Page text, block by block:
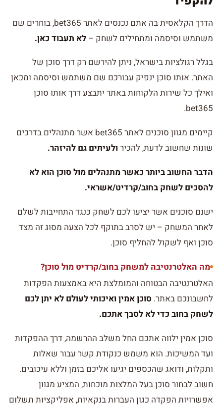
הדרך הקלאסית בה אתם נכנסים לאתר bet365, בוחרים שם
משתמש וסיסמה ומתחילים לשחק – לא תעבוד כאן.
בגלל רגולציות בישראל, ניתן להירשם רק דרך סוכן של
האתר. אותו סוכן ינפיק עבורכם שם משתמש וסיסמה ומכאן
ואילך כל שירות הלקוחות באתר יתבצע דרך אותו סוכן
bet365.
קיימים מגוון סוכנים לאתר bet365 אשר מתנהלים בדרכים
שונות שחשוב לדעת, להכיר ולעיתים גם להיזהר.
הדבר החשוב ביותר כאשר מתנהלים מול סוכן הוא לא
להסכים לשחק בחוב/קרדיט/אשראי.
ישנם סוכנים אשר יציעו לכם לשחק כנגד התחייבות לשלם
לאחר המשחק – יש לסרב בתוקף לכל הצעה מסוג זה מצד
סוכן ואף לשקול להחליף סוכן.
מה האלטרנטיבה למשחק בחוב/קרדיט מול סוכן?
האלטרנטיבה הבטוחה והמומלצת היא באמצעות הפקדות
לחשבונכם באתר. סוכן אמין ואיכותי לעולם לא יתן לכם
לשחק בחוב כדי לא לסבך אתכם.
סוכן אמין ילווה אתכם החל משלב ההרשמה, דרך ההפקדות
ועד המשיכות. הוא משמש כנקודת קשר עבור שאלות
ותקלות, ודואג שהכספים יגיעו אליכם בזמן וללא עיכובים.
חשוב לבחור סוכן בעל המלצות מוכחות, המציע מגוון
אפשרויות הפקדה כגון העברות בנקאיות, אפליקציות תשלום